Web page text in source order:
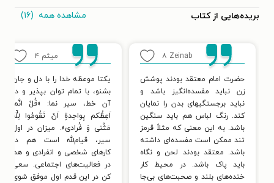
بریده‌هایی از کتاب مشاهده همه (۱۶)
Zeinab ۸
حضرت امام معتقد بودند پوشش
زن نباید مفسده‌انگیز باشد و
نباید برجستگیهای بدن را نمایان
کند. رنگ لباس هم باید سنگین
باشد. به این معنی که مثلاً قرمز
تند ممکن است مفسده‌ای داشته
باشد. معتقد بودند لحن و نگاه
باید پاک باشد. در محیط کار
خنده‌های بلند و صحبت‌های بی‌جا
میثم ۴
یکتا موعظه خدا را با دل و جان
بشنو، با تمام توان بپذیر و در
آن خط، سیر نما: «قُلْ انَّما
اَعِظُکم بِواحِدةٍ اَنْ تَقُومُوا لِلّه
مَثْنی وَ فُرادی». میزان در اول
سیر، قیام‌لله است هم در
کارهای شخصی و انفرادی و هم
در فعالیت‌های اجتماعی. سعی
کن در این قدم اول موفق شوی